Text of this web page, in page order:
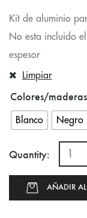
Kit de aluminio
No esta incluido
espesor
Colores/maderas
Blanco Negro
Limpiar
Quantity:
AÑADIR